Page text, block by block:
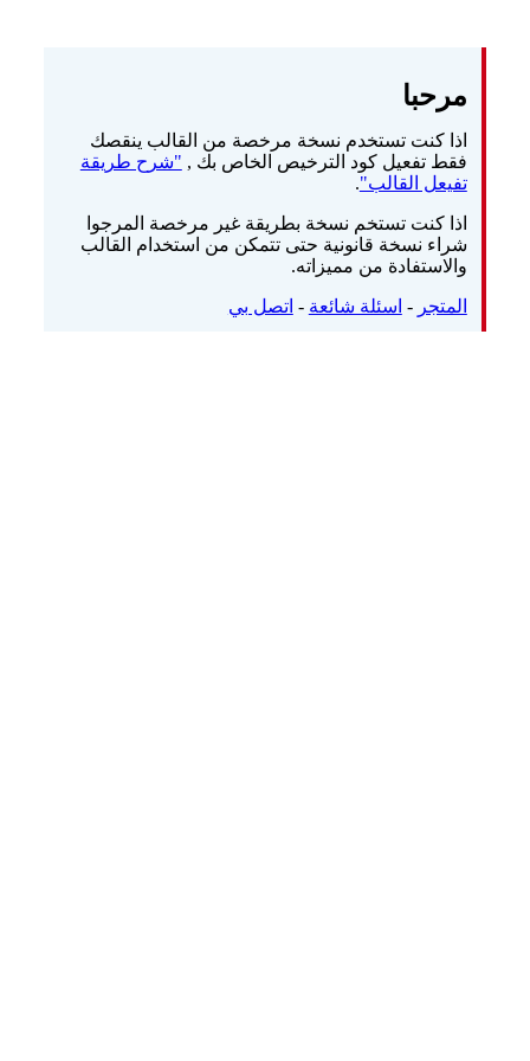
مرحبا
اذا كنت تستخدم نسخة مرخصة من القالب ينقصك
فقط تفعيل كود الترخيص الخاص بك , "شرح طريقة
تفيعل القالب".
اذا كنت تستخم نسخة بطريقة غير مرخصة المرجوا
شراء نسخة قانونية حتى تتمكن من استخدام القالب
والاستفادة من مميزاته.
المتجر - اسئلة شائعة - اتصل بي